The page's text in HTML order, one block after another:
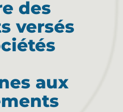
des
versés
aux